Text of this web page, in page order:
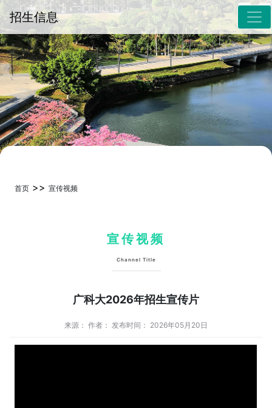
招生信息
首页 >>宣传视频
宣传视频
Channel Title
广科大2026年招生宣传片
来源： 作者： 发布时间： 2026年05月20日